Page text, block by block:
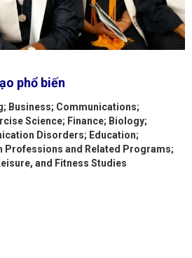
phổ biến
Business; Communications;
Science; Finance; Biology;
Disorders; Education;
Professions and Related Programs;
and Fitness Studies